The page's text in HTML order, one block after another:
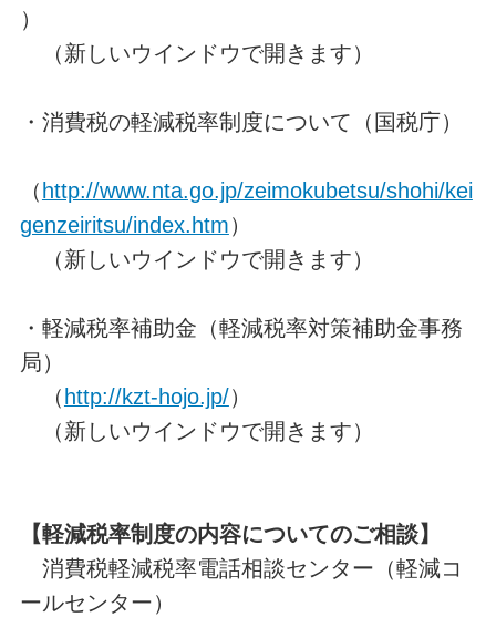
）
（新しいウインドウで開きます）
・消費税の軽減税率制度について（国税庁）
（ http://www.nta.go.jp/zeimokubetsu/shohi/kei
genzeiritsu/index.htm）
（新しいウインドウで開きます）
・軽減税率補助金（軽減税率対策補助金事務
局）
（ http://kzt-hojo.jp/）
（新しいウインドウで開きます）
【軽減税率制度の内容についてのご相談】
消費税軽減税率電話相談センター（軽減コ
ールセンター）